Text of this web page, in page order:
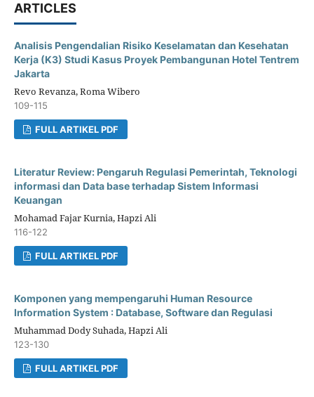
ARTICLES
Analisis Pengendalian Risiko Keselamatan dan Kesehatan
Kerja (K3) Studi Kasus Proyek Pembangunan Hotel Tentrem
Jakarta
Revo Revanza, Roma Wibero
109-115
FULL ARTIKEL PDF
Literatur Review: Pengaruh Regulasi Pemerintah, Teknologi
informasi dan Data base terhadap Sistem Informasi
Keuangan
Mohamad Fajar Kurnia, Hapzi Ali
116-122
FULL ARTIKEL PDF
Komponen yang mempengaruhi Human Resource
Information System : Database, Software dan Regulasi
Muhammad Dody Suhada, Hapzi Ali
123-130
FULL ARTIKEL PDF